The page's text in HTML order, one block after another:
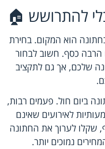
להתרושש 🏠
הוא המקום. בחירת
הרבה כסף. חשוב לבחור
שלכם, אך גם לתקציב
ביום חול. פעמים רבות,
לאירועים שאינם
שקלו לערוך את החתונה
נמוכים יותר.